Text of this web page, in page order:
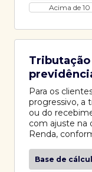
Acima de 10
Para os
progressivo, a
ou do
com ajuste na
Renda,
Base de